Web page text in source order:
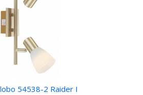
54538-2 Raider I